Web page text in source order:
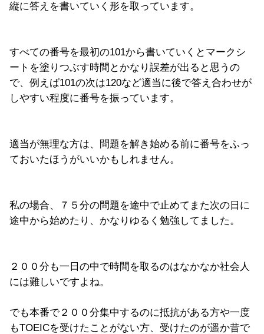
縦に答えを書いていく形を取っています。
すべての番号を最初の101から書いていくとマークシ
ートを塗りつぶす時間とかなり誤差が出ると思うの
で、例えば101の次は120など適当に後で答え合わせが
しやすい程度に番号を振っています。
適当が無理な方は、問題を解き始める前に番号をふっ
ておいたほうがいいかもしれません。
私の場合、７５分の問題を途中で止めてまた次の日に
途中から始めたり、かなりゆるく勉強してました。
２００分も一日の中で時間を取るのはなかなか社会人
には難しいですよね。
でも本番で２００分集中するのに抵抗がある方や一度
もTOEICを受けたことがない方、受けたのが遥か昔で